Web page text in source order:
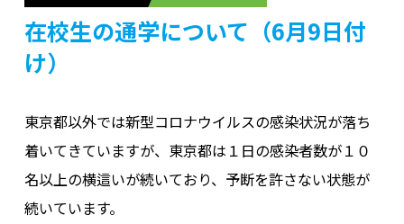
学部紹介
実習施設
入学案内
在校生の通学について（6月9日付
け）
東京都以外では新型コロナウイルスの感染状況が落ち
着いてきていますが、東京都は１日の感染者数が１０
名以上の横這いが続いており、予断を許さない状態が
続いています。